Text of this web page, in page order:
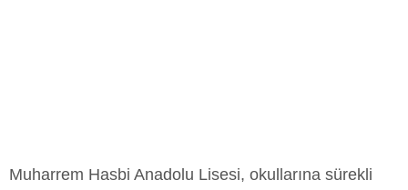
Muharrem Hasbi Anadolu Lisesi, okullarına sürekli